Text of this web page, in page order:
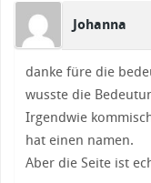
Johanna
danke füre die
wusste die
Irgendwie
hat einen namen.
Aber die Seite ist